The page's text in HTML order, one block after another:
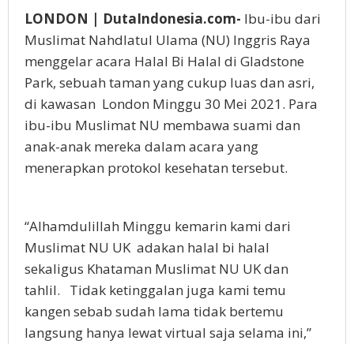
LONDON | DutaIndonesia.com- Ibu-ibu dari
Muslimat Nahdlatul Ulama (NU) Inggris Raya
menggelar acara Halal Bi Halal di Gladstone
Park, sebuah taman yang cukup luas dan asri,
di kawasan London Minggu 30 Mei 2021. Para
ibu-ibu Muslimat NU membawa suami dan
anak-anak mereka dalam acara yang
menerapkan protokol kesehatan tersebut.
“Alhamdulillah Minggu kemarin kami dari
Muslimat NU UK adakan halal bi halal
sekaligus Khataman Muslimat NU UK dan
tahlil. Tidak ketinggalan juga kami temu
kangen sebab sudah lama tidak bertemu
langsung hanya lewat virtual saja selama ini,”